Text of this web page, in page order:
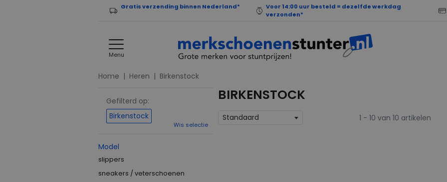
Gratis verzending binnen Nederland*
Voor 14:00 uur besteld = dezelfde werkdag
verzonden*
Menu
Home Heren Birkenstock
Gefilterd op:
Birkenstock
Wis selectie
Model
slippers
sneakers / veterschoenen
BIRKENSTOCK
Standaard 1 - 10 van 10 artikelen